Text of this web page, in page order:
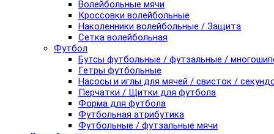
Волейбольные мячи
Кроссовки волейбольные
Наколенники волейбольные / Защита
Сетка волейбольная
Футбол
Бутсы футбольные / футзальные /
Гетры футбольные
Насосы и иглы для мячей / свисток /
Перчатки / Щитки для футбола
Форма для футбола
Футбольная атрибутика
Футбольные / футзальные мячи